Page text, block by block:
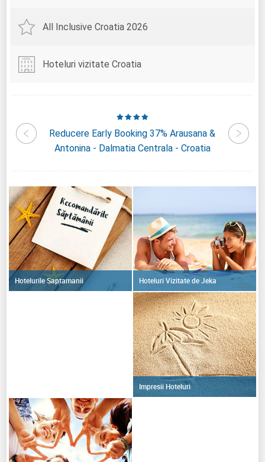
All Inclusive Croatia 2026
Hoteluri vizitate Croatia
By
Reducere Early Booking 37% Arausana &
Antonina - Dalmatia Centrala - Croatia
Hotelurile Saptamanii Hoteluri Vizitate de Jeka
Impresii Hoteluri